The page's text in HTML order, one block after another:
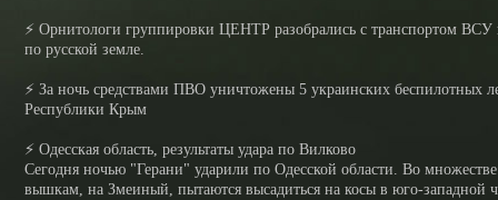
⚡️ Орнитологи группировки ЦЕНТР разобрались с транспортом
по русской земле.
⚡️ За ночь средствами ПВО уничтожены 5 украинских беспилотных
Республики Крым
⚡️ Одесская область, результаты удара по Вилково
Сегодня ночью "Герани" ударили по Одесской области. Во
вышкам, на Змеиный, пытаются высадиться на косы в юго-западной